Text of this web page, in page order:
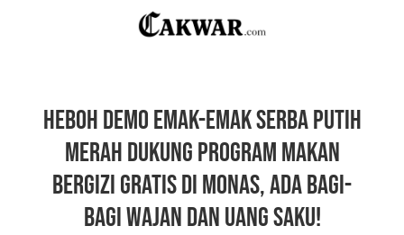
Heboh Demo Emak-Emak Serba Putih
Merah Dukung Program Makan
Bergizi Gratis di Monas, Ada Bagi-
Bagi Wajan dan Uang Saku!